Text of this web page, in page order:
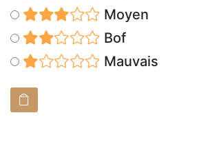
Moyen
Bof
Mauvais